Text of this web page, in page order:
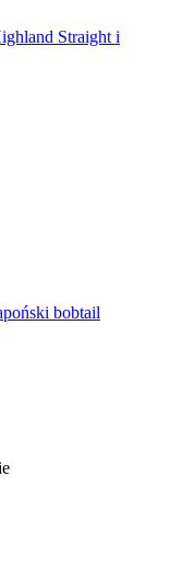
Straight i
bobtail